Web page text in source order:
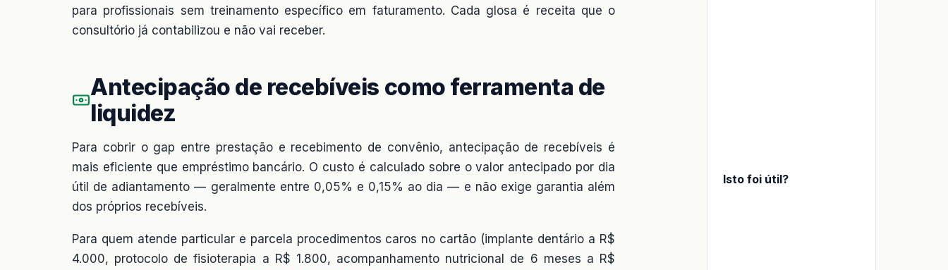
para profissionais sem treinamento específico em faturamento. Cada glosa é receita que o
consultório já contabilizou e não vai receber.
Antecipação de recebíveis como ferramenta de
liquidez
Para cobrir o gap entre prestação e recebimento de convênio, antecipação de recebíveis é
mais eficiente que empréstimo bancário. O custo é calculado sobre o valor antecipado por dia
útil de adiantamento — geralmente entre 0,05% e 0,15% ao dia — e não exige garantia além
dos próprios recebíveis.
Para quem atende particular e parcela procedimentos caros no cartão (implante dentário a R$
4.000, protocolo de fisioterapia a R$ 1.800, acompanhamento nutricional de 6 meses a R$
Isto foi útil?